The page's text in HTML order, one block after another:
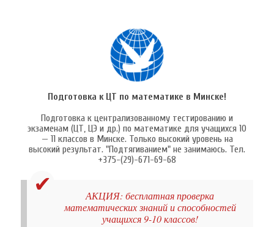
Подготовка к ЦТ по математике в Минске!
Подготовка к централизованному тестированию и
экзаменам (ЦТ, ЦЭ и др.) по математике для учащихся 10
— 11 классов в Минске. Только высокий уровень на
высокий результат. "Подтягиванием" не занимаюсь. Тел.
+375-(29)-671-69-68
АКЦИЯ: бесплатная проверка
математических знаний и способностей
учащихся 9-10 классов!